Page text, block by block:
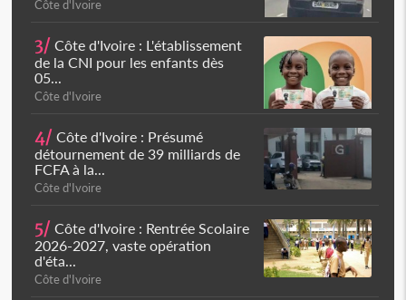
Côte d'Ivoire
3/ Côte d'Ivoire : L'établissement
de la CNI pour les enfants dès
05...
Côte d'Ivoire
4/ Côte d'Ivoire : Présumé
détournement de 39 milliards de
FCFA à la...
Côte d'Ivoire
5/ Côte d'Ivoire : Rentrée Scolaire
2026-2027, vaste opération
d'éta...
Côte d'Ivoire